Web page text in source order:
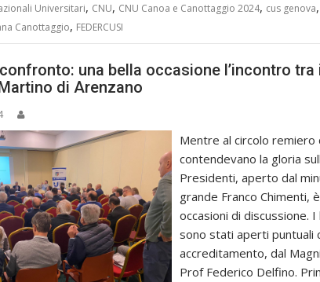
Universitari, CNU, CNU Canoa e Canottaggio 2024, cus genova,
Canottaggio, FEDERCUSI
una bella occasione l’incontro tra
di Arenzano
Mentre al circolo remiero
contendevano la gloria
Presidenti, aperto dal
grande Franco Chimenti,
occasioni di discussione.
sono stati aperti puntuali
accreditamento, dal
Prof Federico Delfino.